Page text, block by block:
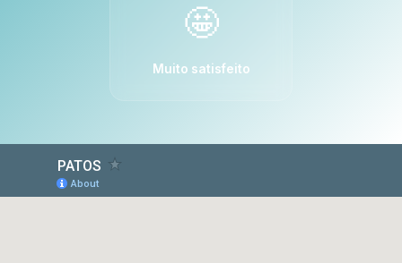
🤩
Muito satisfeito